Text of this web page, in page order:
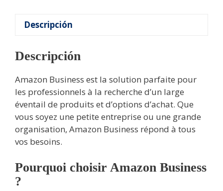
Descripción
Descripción
Amazon Business est la solution parfaite pour
les professionnels à la recherche d’un large
éventail de produits et d’options d’achat. Que
vous soyez une petite entreprise ou une grande
organisation, Amazon Business répond à tous
vos besoins.
Pourquoi choisir Amazon Business
?